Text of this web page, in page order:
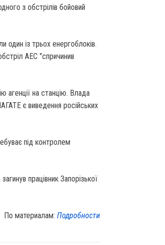
з обстрілів бойовий
один із трьох енергоблоків.
АЕС "спричинив
агенції на станцію. Влада
є виведення російських
під контролем
працівник Запорізької
По материалам:Подробности